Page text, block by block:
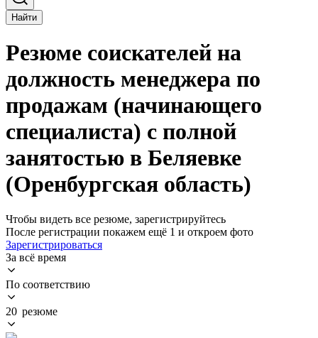
Найти
Резюме соискателей на
должность менеджера по
продажам (начинающего
специалиста) с полной
занятостью в Беляевке
(Оренбургская область)
Чтобы видеть все резюме, зарегистрируйтесь
После регистрации покажем ещё 1 и откроем фото
Зарегистрироваться
За всё время
По соответствию
20 резюме